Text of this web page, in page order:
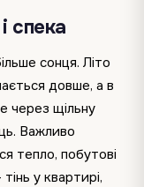
спека
сонця. Літо
довше, а в
через щільну
Важливо
тепло, побутові
у квартирі,